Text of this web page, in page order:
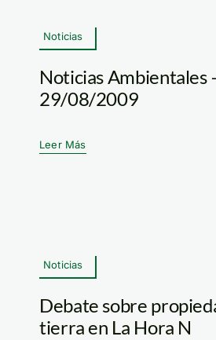
Noticias
Noticias Ambientales
29/08/2009
Leer Más
Noticias
Debate sobre
tierra en La Hora N